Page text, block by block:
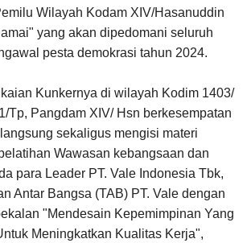
Wilayah Kodam XIV/Hasanuddin
yang akan dipedomani seluruh
pesta demokrasi tahun 2024.
Kunkernya di wilayah Kodim 1403/
Tp, Pangdam XIV/ Hsn berkesempatan
sekaligus mengisi materi
Wawasan kebangsaan dan
para Leader PT. Vale Indonesia Tbk,
Antar Bangsa (TAB) PT. Vale dengan
"Mendesain Kepemimpinan Yang
Meningkatkan Kualitas Kerja",